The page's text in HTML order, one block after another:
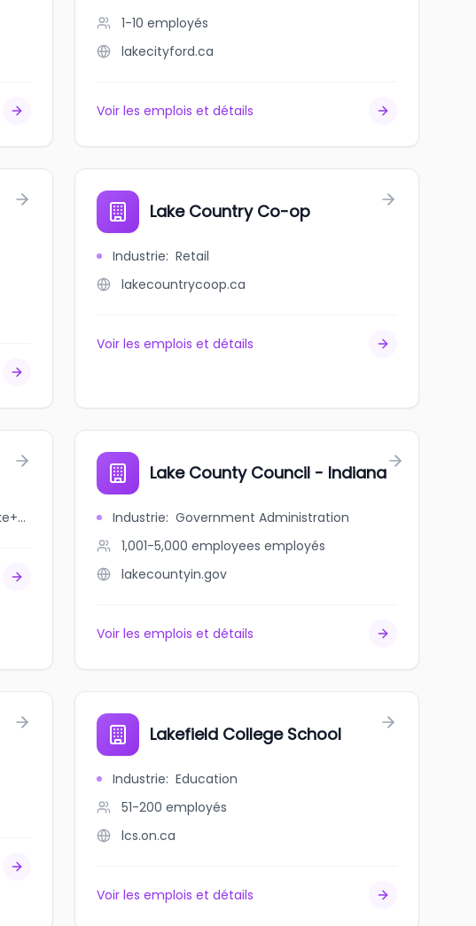
1-10 employés
lakecityford.ca
Voir les emplois et détails
Lake Country Co-op
Industrie: Retail
lakecountrycoop.ca
Voir les emplois et détails
jobbank.gc.ca/browsejobs/employer/lake+country+inn./ca
Lake County Council - Indiana
Industrie: Government Administration
1,001-5,000 employees employés
lakecountyin.gov
Voir les emplois et détails
Lakefield College School
Industrie: Education
51-200 employés
lcs.on.ca
Voir les emplois et détails